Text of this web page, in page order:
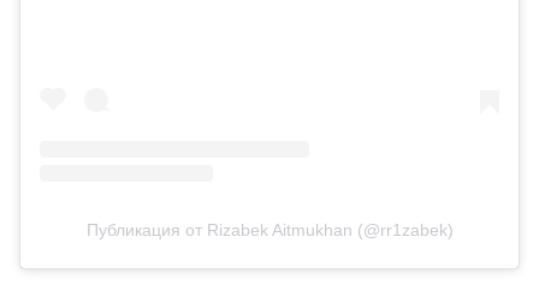
Публикация от Rizabek Aitmukhan (@rr1zabek)